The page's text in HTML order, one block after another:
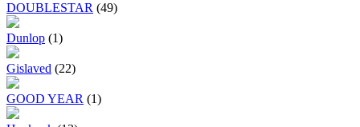
DOUBLESTAR (49)
Dunlop (1)
Gislaved (22)
GOOD YEAR (1)